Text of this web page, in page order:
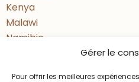
Gérer le
Pour offrir les meilleures
Une adresse
Kenya
Malawi
Namibie